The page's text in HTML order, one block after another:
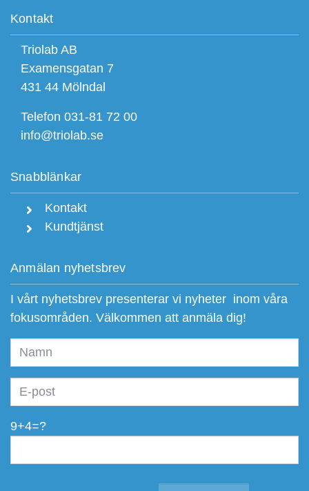
Kontakt
Triolab AB
Examensgatan 7
431 44 Mölndal
Telefon 031-81 72 00
info@triolab.se
Snabblänkar
Kontakt
Kundtjänst
Anmälan nyhetsbrev
I vårt nyhetsbrev presenterar vi nyheter inom våra
fokusområden. Välkommen att anmäla dig!
9+4=?